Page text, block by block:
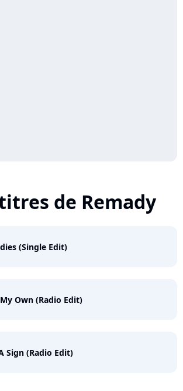
de Remady
(Single Edit)
Own (Radio Edit)
Sign (Radio Edit)